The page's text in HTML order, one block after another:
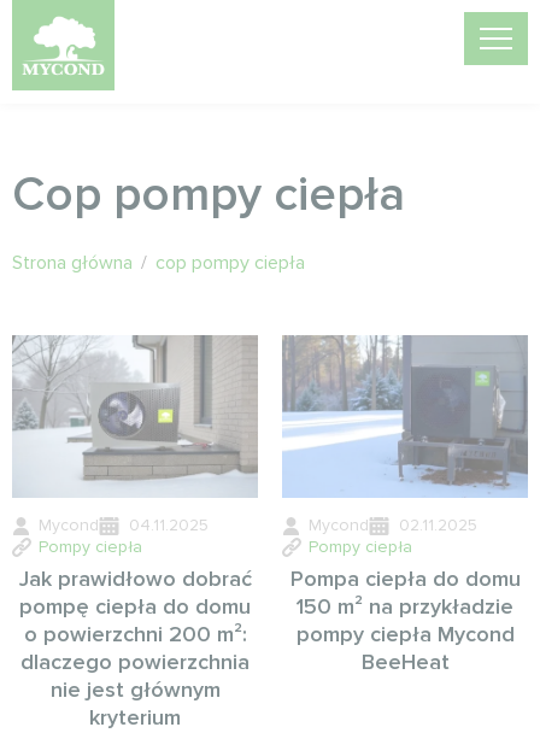
Cop pompy ciepła
Strona główna / cop pompy ciepła
Mycond
04.11.2025
Pompy ciepła
Jak prawidłowo dobrać
pompę ciepła do domu
o powierzchni 200 m²:
dlaczego powierzchnia
nie jest głównym
kryterium
Mycond
02.11.2025
Pompy ciepła
Pompa ciepła do domu
150 m² na przykładzie
pompy ciepła Mycond
BeeHeat